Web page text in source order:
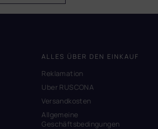
ALLES ÜBER DEN EINKAUF
Reklamation
Uber RUSCONA
Versandkosten
Allgemeine
Geschäftsbedingungen